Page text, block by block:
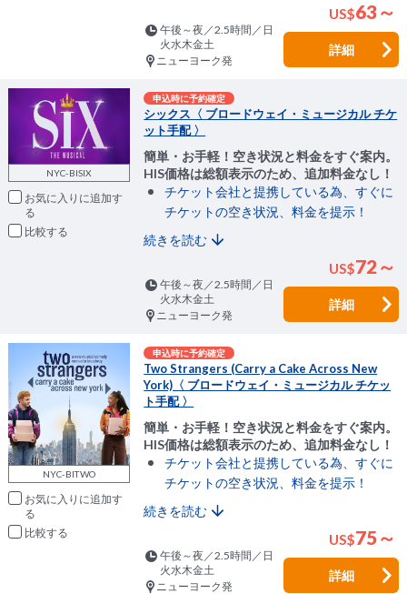
US$63～
午後～夜／2.5時間／日
火水木金土
ニューヨーク発
詳細
NYC-BISIX
お気に入りに追加
比較
申込時に予約確定
シックス〈 ブロードウェイ・ミュージカル チケ
ット手配 〉
簡単・お手軽！空き状況と料金をすぐ案内。
HIS価格は総額表示のため、追加料金なし！
チケット会社と提携している為、すぐに
チケットの空き状況、料金を提示！
続きを読む
US$72～
午後～夜／2.5時間／日
火水木金土
ニューヨーク発
詳細
NYC-BITWO
お気に入りに追加
比較
申込時に予約確定
Two Strangers (Carry a Cake Across New
York)〈 ブロードウェイ・ミュージカル チケッ
ト手配 〉
簡単・お手軽！空き状況と料金をすぐ案内。
HIS価格は総額表示のため、追加料金なし！
チケット会社と提携している為、すぐに
チケットの空き状況、料金を提示！
続きを読む
US$75～
午後～夜／2.5時間／日
火水木金土
ニューヨーク発
詳細